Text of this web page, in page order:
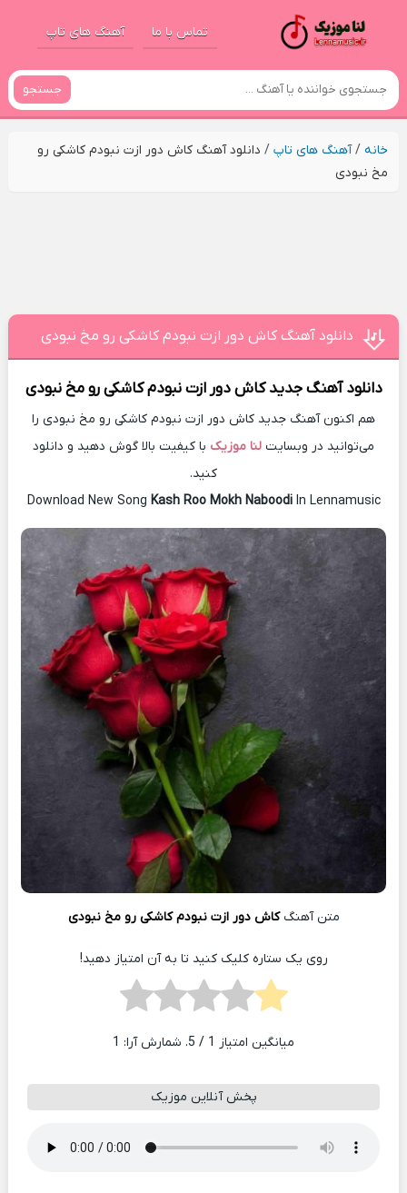
تماس با ما آهنگ های تاپ
جستجو
خانه/آهنگ های تاپ/ دانلود آهنگ کاش دور ازت نبودم کاشکی رو
مخ نبودی
دانلود آهنگ کاش دور ازت نبودم کاشکی رو مخ نبودی
دانلود آهنگ جدید کاش دور ازت نبودم کاشکی رو مخ نبودی
هم اکنون آهنگ جدید کاش دور ازت نبودم کاشکی رو مخ نبودی را
می‌توانید در وبسایت لنا موزیک با کیفیت بالا گوش دهید و دانلود
کنید.
Download New Song Kash Roo Mokh NaboodiIn Lennamusic
متن آهنگکاش دور ازت نبودم کاشکی رو مخ نبودی
روی یک ستاره کلیک کنید تا به آن امتیاز دهید!
میانگین امتیاز 1 / 5. شمارش آرا: 1
پخش آنلاین موزیک